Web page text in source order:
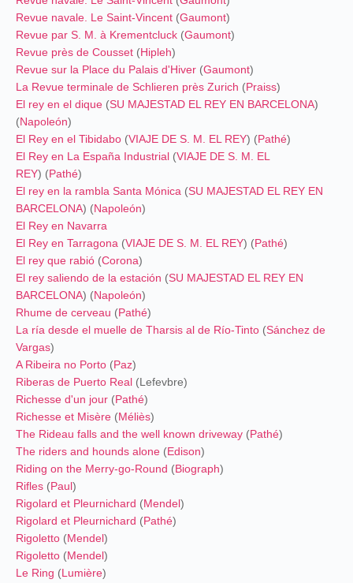
Revue navale. Le Saint-Vincent (Gaumont)
Revue par S. M. à Krementcluck (Gaumont)
Revue près de Cousset (Hipleh)
Revue sur la Place du Palais d'Hiver (Gaumont)
La Revue terminale de Schlieren près Zurich (Praiss)
El rey en el dique (SU MAJESTAD EL REY EN BARCELONA)
(Napoleón)
El Rey en el Tibidabo (VIAJE DE S. M. EL REY) (Pathé)
El Rey en La España Industrial (VIAJE DE S. M. EL
REY) (Pathé)
El rey en la rambla Santa Mónica (SU MAJESTAD EL REY EN
BARCELONA) (Napoleón)
El Rey en Navarra
El Rey en Tarragona (VIAJE DE S. M. EL REY) (Pathé)
El rey que rabió (Corona)
El rey saliendo de la estación (SU MAJESTAD EL REY EN
BARCELONA) (Napoleón)
Rhume de cerveau (Pathé)
La ría desde el muelle de Tharsis al de Río-Tinto (Sánchez de
Vargas)
A Ribeira no Porto (Paz)
Riberas de Puerto Real (Lefevbre)
Richesse d'un jour (Pathé)
Richesse et Misère (Méliès)
The Rideau falls and the well known driveway (Pathé)
The riders and hounds alone (Edison)
Riding on the Merry-go-Round (Biograph)
Rifles (Paul)
Rigolard et Pleurnichard (Mendel)
Rigolard et Pleurnichard (Pathé)
Rigoletto (Mendel)
Rigoletto (Mendel)
Le Ring (Lumière)